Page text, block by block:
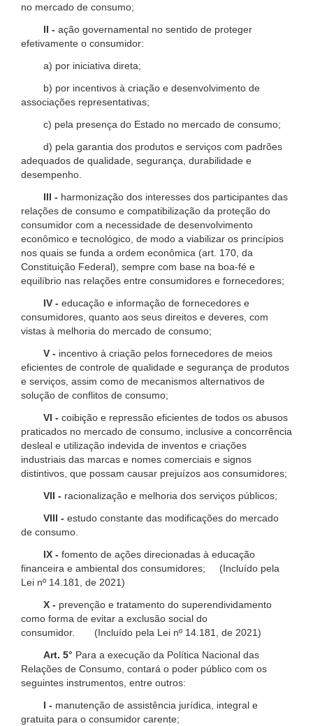
no mercado de consumo;
II - ação governamental no sentido de proteger
efetivamente o consumidor:
a) por iniciativa direta;
b) por incentivos à criação e desenvolvimento de
associações representativas;
c) pela presença do Estado no mercado de consumo;
d) pela garantia dos produtos e serviços com padrões
adequados de qualidade, segurança, durabilidade e
desempenho.
III - harmonização dos interesses dos participantes das
relações de consumo e compatibilização da proteção do
consumidor com a necessidade de desenvolvimento
econômico e tecnológico, de modo a viabilizar os princípios
nos quais se funda a ordem econômica (art. 170, da
Constituição Federal), sempre com base na boa-fé e
equilíbrio nas relações entre consumidores e fornecedores;
IV - educação e informação de fornecedores e
consumidores, quanto aos seus direitos e deveres, com
vistas à melhoria do mercado de consumo;
V - incentivo à criação pelos fornecedores de meios
eficientes de controle de qualidade e segurança de produtos
e serviços, assim como de mecanismos alternativos de
solução de conflitos de consumo;
VI - coibição e repressão eficientes de todos os abusos
praticados no mercado de consumo, inclusive a concorrência
desleal e utilização indevida de inventos e criações
industriais das marcas e nomes comerciais e signos
distintivos, que possam causar prejuízos aos consumidores;
VII - racionalização e melhoria dos serviços públicos;
VIII - estudo constante das modificações do mercado
de consumo.
IX - fomento de ações direcionadas à educação
financeira e ambiental dos consumidores; (Incluído pela
Lei nº 14.181, de 2021)
X - prevenção e tratamento do superendividamento
como forma de evitar a exclusão social do
consumidor. (Incluído pela Lei nº 14.181, de 2021)
Art. 5° Para a execução da Política Nacional das
Relações de Consumo, contará o poder público com os
seguintes instrumentos, entre outros:
I - manutenção de assistência jurídica, integral e
gratuita para o consumidor carente;